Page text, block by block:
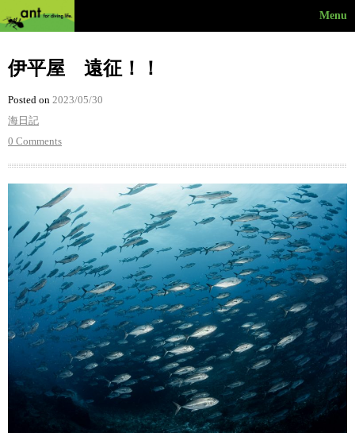
Menu
伊平屋 遠征！！
Posted on 2023/05/30
海日記
0 Comments